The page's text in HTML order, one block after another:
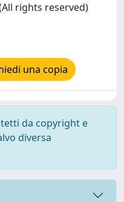
rights reserved)
una copia
da copyright e
diversa